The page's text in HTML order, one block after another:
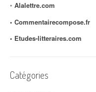
◦ Alalettre.com
◦ Commentairecompose.fr
◦ Etudes-litteraires.com
Catégories